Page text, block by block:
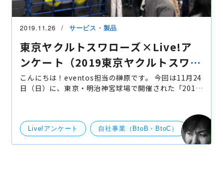
2019.11.26 サービス・製品
東京ヤクルトスワローズ×Live!ア
ンケート（2019東京ヤクルトスワロ
ーズファン感謝DAY）
こんにちは！eventos担当の榊原です。 今回は11月24
日（日）に、東京・明治神宮球場で開催された「2019
したの
Live!アンケート 自社事業（BtoB・BtoC）